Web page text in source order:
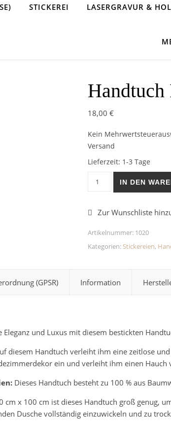
STICKEREI LASERGRAVUR &
18,00 €
Kein
Versand
Lieferzeit: 1-3 Tage
Handtuch Blumen
IN DEN
Artikelnummer: 1020
Kategorien: Stickereien,
(GPSR) Information
und Luxus mit diesem bestickten
diesem Handtuch verleiht ihm eine zeitlose
ein und verleiht ihm einen Hauch
Dieses Handtuch besteht zu 100 % aus
x 100 cm ist dieses Handtuch groß genug,
Dusche vollständig einzuwickeln und zu